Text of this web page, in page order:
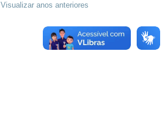
Visualizar anos anteriores